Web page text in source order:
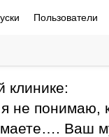
Пользователи
клинике:
не понимаю,
Ваш